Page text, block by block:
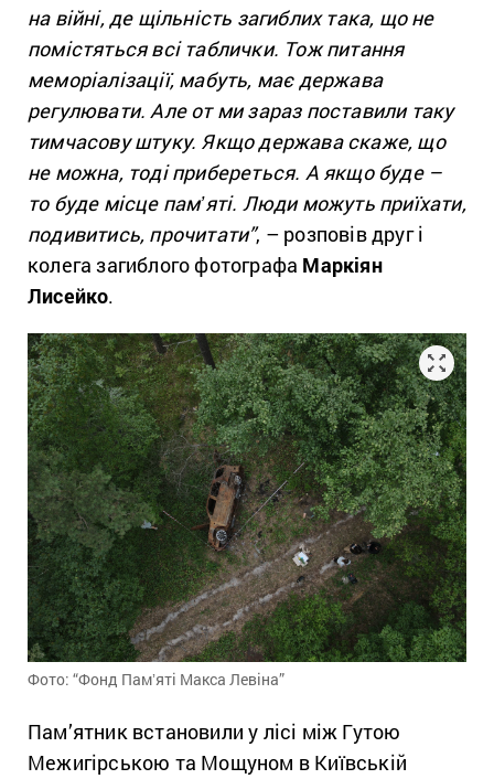
на війні, де щільність загиблих така, що не
помістяться всі таблички. Тож питання
меморіалізації, мабуть, має держава
регулювати. Але от ми зараз поставили таку
тимчасову штуку. Якщо держава скаже, що
не можна, тоді прибереться. А якщо буде –
то буде місце памʼяті. Люди можуть приїхати,
подивитись, прочитати”, – розповів друг і
колега загиблого фотографа Маркіян
Лисейко.
Фото: “Фонд Памʼяті Макса Левіна”
Пам’ятник встановили у лісі між Гутою
Межигірською та Мощуном в Київській